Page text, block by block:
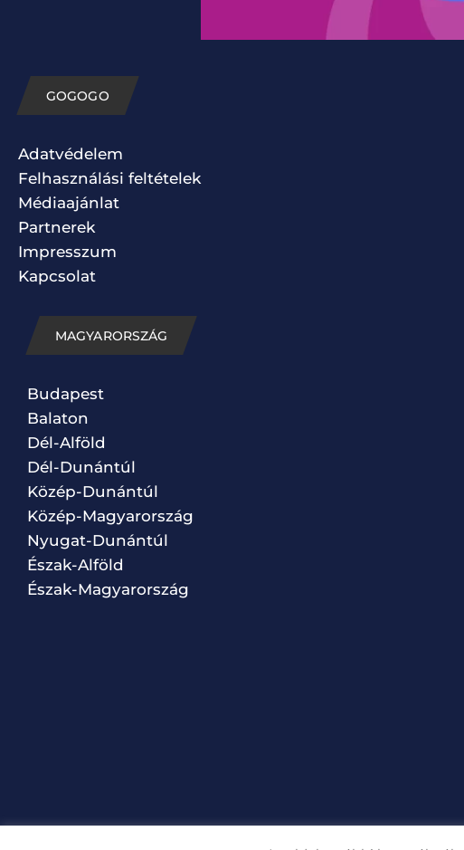
GOGOGO
Adatvédelem
Felhasználási feltételek
Médiaajánlat
Partnerek
Impresszum
Kapcsolat
MAGYARORSZÁG
Budapest
Balaton
Dél-Alföld
Dél-Dunántúl
Közép-Dunántúl
Közép-Magyarország
Nyugat-Dunántúl
Észak-Alföld
Észak-Magyarország